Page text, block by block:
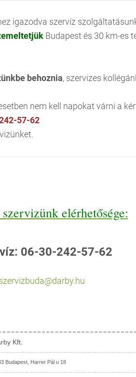
igazodva szervíz
Budapest és 30 km-es
behoznia, szervizes
nem kell napokat várni a
57-62
nk elérhetősége:
06-30-242-57-62
Kft.
Budapest, Harrer Pál u 18